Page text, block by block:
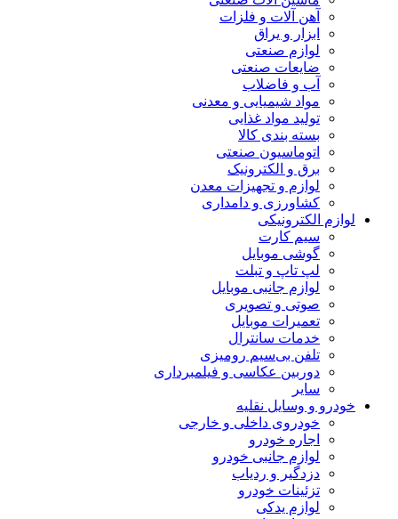
آهن آلات و فلزات
ابزار و یراق
لوازم صنعتی
ضایعات صنعتی
آب و فاضلاب
مواد شیمیایی و معدنی
تولید مواد غذایی
بسته بندی کالا
اتوماسیون صنعتی
برق و الکترونیک
لوازم و تجهیزات معدن
کشاورزی و دامداری
لوازم الکترونیکی
سیم کارت
گوشی موبایل
لپ تاپ و تبلت
لوازم جانبی موبایل
صوتی و تصویری
تعمیرات موبایل
خدمات سانترال
تلفن بی‌سیم رومیزی
دوربین عکاسی و فیلمبرداری
سایر
خودرو و وسایل نقلیه
خودروی داخلی و خارجی
اجاره خودرو
لوازم جانبی خودرو
دزدگیر و ردیاب
تزئینات خودرو
لوازم یدکی